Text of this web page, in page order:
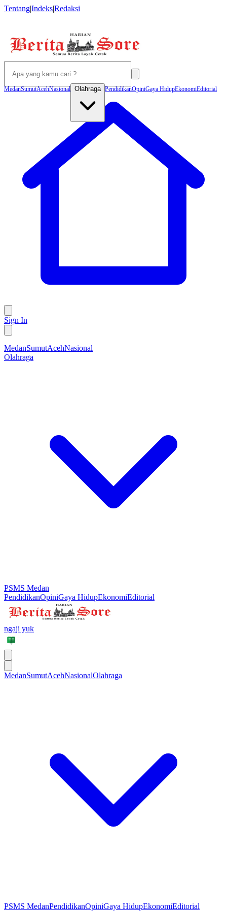
Tentang|Indeks|Redaksi
MedanSumutAcehNasional Olahraga PendidikanOpiniGaya HidupEkonomiEditorial
Sign In
MedanSumutAcehNasional
Olahraga
PSMS Medan
PendidikanOpiniGaya HidupEkonomiEditorial
ngaji yuk
MedanSumutAcehNasionalOlahraga
PSMS MedanPendidikanOpiniGaya HidupEkonomiEditorial